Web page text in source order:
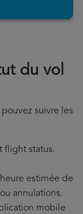
du vol
suivre les
flight status.
estimée de
annulations.
mobile